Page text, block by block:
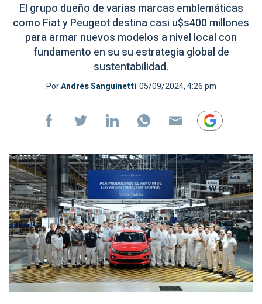
El grupo dueño de varias marcas emblemáticas
como Fiat y Peugeot destina casi u$s400 millones
para armar nuevos modelos a nivel local con
fundamento en su su estrategia global de
sustentabilidad.
PorAndrés Sanguinetti 05/09/2024, 4:26 pm